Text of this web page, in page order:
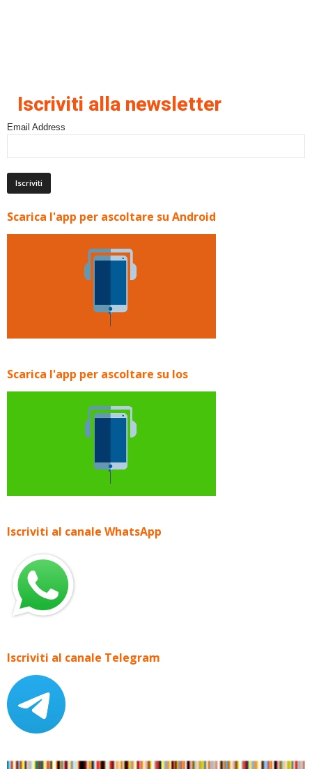
Iscriviti alla newsletter
Email Address
Scarica l'app per ascoltare su Android
Scarica l'app per ascoltare su Ios
Iscriviti al canale WhatsApp
Iscriviti al canale Telegram